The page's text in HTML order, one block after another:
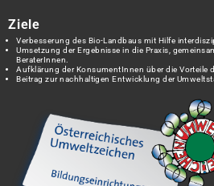
Ziele
Verbesserung des Bio-Landbaus mit Hilfe
Umsetzung der Ergebnisse in die Praxis,
BeraterInnen.
Aufklärung der KonsumentInnen über die Vorteile
Beitrag zur nachhaltigen Entwicklung der